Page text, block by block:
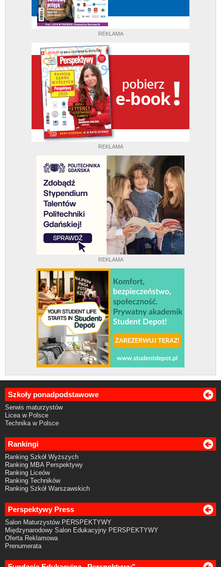
REKLAMA
REKLAMA
REKLAMA
Szkoły ponadpodstawowe
Serwis maturzystów
Licea w Polsce
Technika w Polsce
Rankingi
Ranking Szkół Wyższych
Ranking MBA Perspektywy
Ranking Liceów
Ranking Techników
Ranking Szkół Warszawskich
Perspektywy Press
Salon Maturzystów PERSPEKTYWY
Międzynarodowy Salon Edukacyjny PERSPEKTYWY
Oferta Reklamowa
Prenumerata